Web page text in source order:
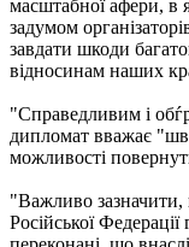
масштабної афери, в
задумом
завдати шкоди
відносинам наших
"Справедливим і
дипломат вважає
можливості
"Важливо зазначити,
Російської